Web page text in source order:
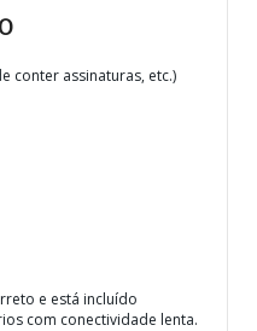
conter assinaturas, etc.)
e está incluído
com conectividade lenta.